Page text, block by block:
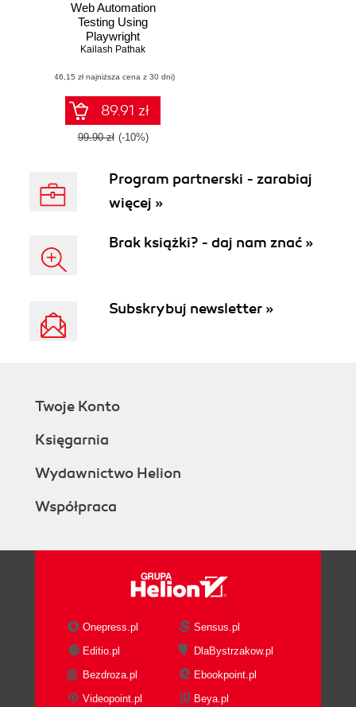
Web Automation
Testing Using
Playwright
Kailash Pathak
(46,15 zł najniższa cena z 30 dni)
89.91 zł
99.90 zł (-10%)
Program partnerski - zarabiaj
więcej »
Brak książki? - daj nam znać »
Subskrybuj newsletter »
Twoje Konto
Księgarnia
Wydawnictwo Helion
Współpraca
Onepress.pl
Sensus.pl
Editio.pl
DlaBystrzakow.pl
Bezdroza.pl
Ebookpoint.pl
Videopoint.pl
Beya.pl